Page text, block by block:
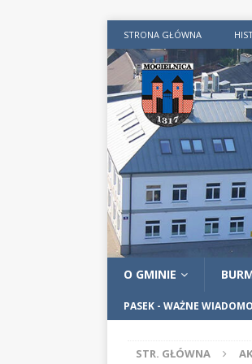
STRONA GŁÓWNA
O GMINIE
PASEK - WAŻNE
STR. GŁÓWNA